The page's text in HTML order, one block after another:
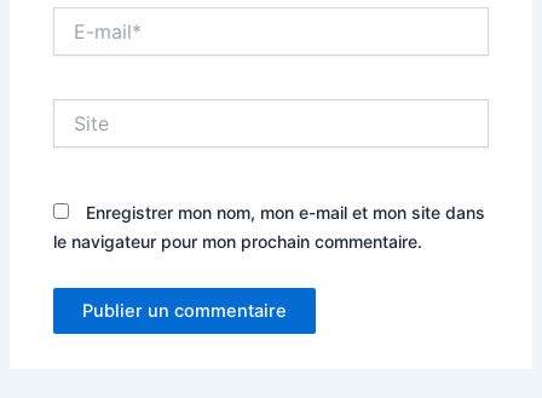
mail*
Enregistrer mon nom, mon e-mail et mon site dans
le navigateur pour mon prochain commentaire.